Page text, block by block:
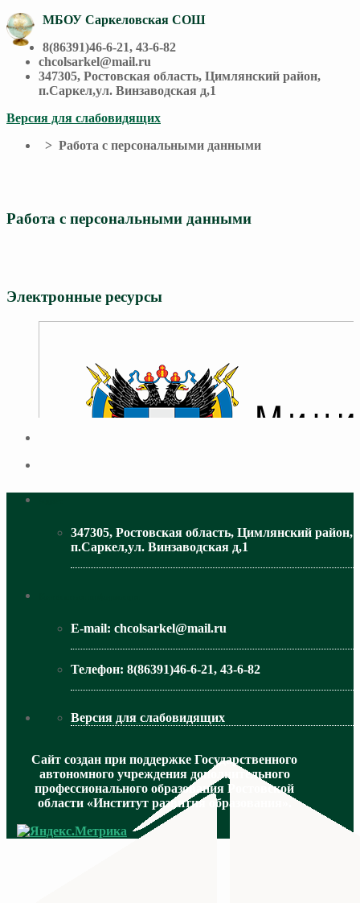
МБОУ Саркеловская СОШ
8(86391)46-6-21, 43-6-82
chcolsarkel@mail.ru
347305, Ростовская область, Цимлянский район,
п.Саркел,ул. Винзаводская д,1
Версия для слабовидящих
> Работа с персональными данными
Работа с персональными данными
Электронные ресурсы
МИНИСТЕРСТВО ПРОСВЕЩЕНИЯ
347305, Ростовская область, Цимлянский район,
п.Саркел,ул. Винзаводская д,1
E-mail: chcolsarkel@mail.ru
Телефон: 8(86391)46-6-21, 43-6-82
Версия для слабовидящих
Сайт создан при поддержке Государственного
автономного учреждения дополнительного
профессионального образования Ростовской
области «Институт развития образования».